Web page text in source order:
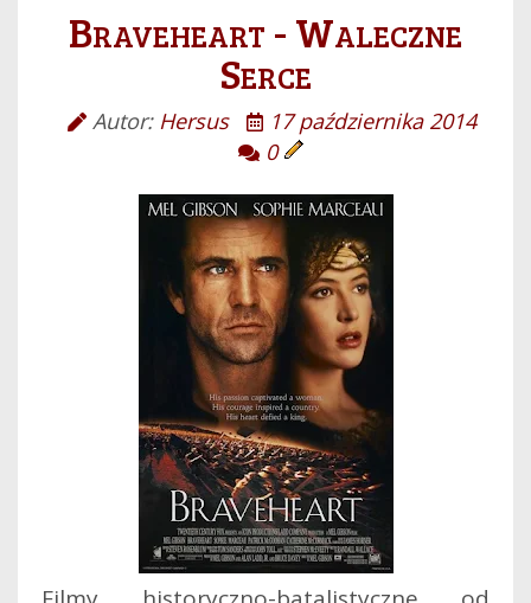
Braveheart - Waleczne
Serce
Autor: Hersus
17 października 2014
0